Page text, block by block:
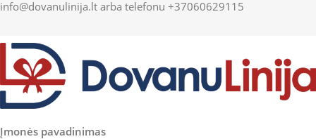
info@dovanulinija.lt arba telefonu +37060629115
Įmonės pavadinimas